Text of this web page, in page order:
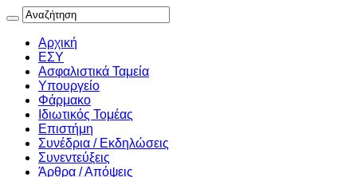
Αρχική
ΕΣΥ
Ασφαλιστικά Ταμεία
Υπουργείο
Φάρμακο
Ιδιωτικός Τομέας
Επιστήμη
Συνέδρια / Εκδηλώσεις
Συνεντεύξεις
Άρθρα / Απόψεις